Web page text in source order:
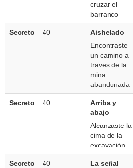
cruzar el
barranco
Secreto 40
Aishelado
Encontraste
un camino a
través de la
mina
abandonada
Secreto 40
Arriba y
abajo
Alcanzaste la
cima de la
excavación
Secreto 40
La señal